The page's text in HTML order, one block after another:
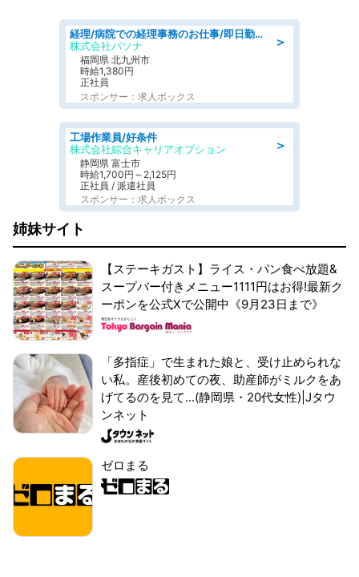
＞
経理/病院での経理事務のお仕事/即日勤務可/車通勤可/経理/一般事務
株式会社パソナ
福岡県 北九州市
時給1,380円
正社員
スポンサー：求人ボックス
＞
工場作業員/好条件
株式会社綜合キャリアオプション
静岡県 富士市
時給1,700円～2,125円
正社員 / 派遣社員
スポンサー：求人ボックス
姉妹サイト
【ステーキガスト】ライス・パン食べ放題&
スープバー付きメニュー1111円はお得!最新ク
ーポンを公式Xで公開中《9月23日まで》
「多指症」で生まれた娘と、受け止められな
い私。産後初めての夜、助産師がミルクをあ
げてるのを見て...(静岡県・20代女性)|Jタウ
ンネット
ゼロまる